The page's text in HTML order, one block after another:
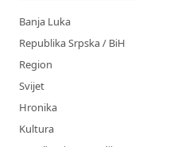
Banja Luka
Republika Srpska / BiH
Region
Svijet
Hronika
Kultura